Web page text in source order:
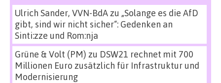
Ulrich Sander, VVN-BdAzu „Solange es die AfD
gibt, sind wir nicht sicher“: Gedenken an
Sinti:zze und Rom:nja
Grüne & Volt (PM) zu DSW21 rechnet mit 700
Millionen Euro zusätzlich für Infrastruktur und
Modernisierung